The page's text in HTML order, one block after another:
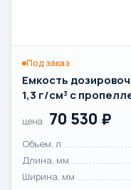
Под заказ
Емкость
1,3 г/см³ с
цена 70 530 ₽
Объем, л
Длина, мм
Ширина, мм